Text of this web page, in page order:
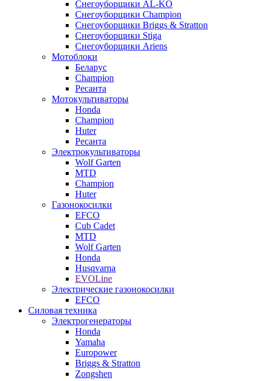
Снегоуборщики AL-KO
Снегоуборщики Champion
Снегоуборщики Briggs & Stratton
Снегоуборщики Stiga
Снегоуборщики Ariens
Мотоблоки
Беларус
Champion
Ресанта
Мотокультиваторы
Honda
Champion
Huter
Ресанта
Электрокультиваторы
Wolf Garten
MTD
Champion
Huter
Газонокосилки
EFCO
Cub Cadet
MTD
Wolf Garten
Honda
Husqvarna
EVOLine
Электрические газонокосилки
EFCO
Силовая техника
Электрогенераторы
Honda
Yamaha
Europower
Briggs & Stratton
Zongshen